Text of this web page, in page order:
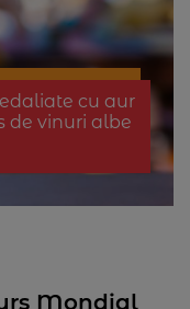
cu aur
de vinuri albe
Mondial